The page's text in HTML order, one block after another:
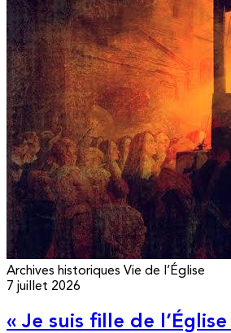
Archives historiques Vie de l’Église
7 juillet 2026
« Je suis fille de l’Église